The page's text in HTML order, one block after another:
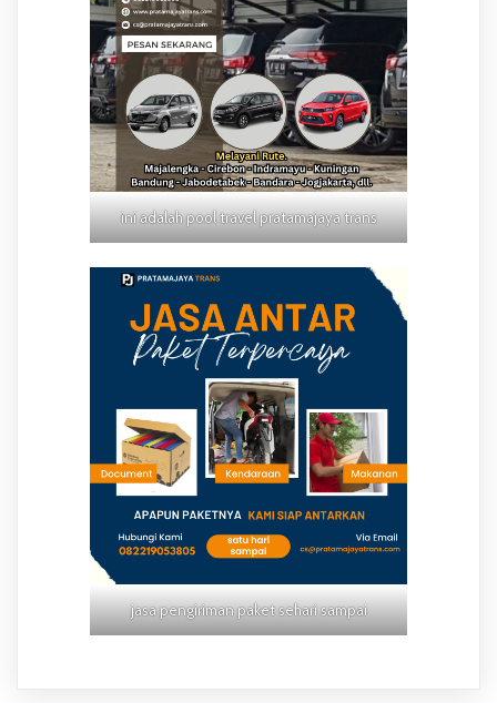
ini adalah pool travel pratamajaya trans
jasa pengiriman paket sehari sampai